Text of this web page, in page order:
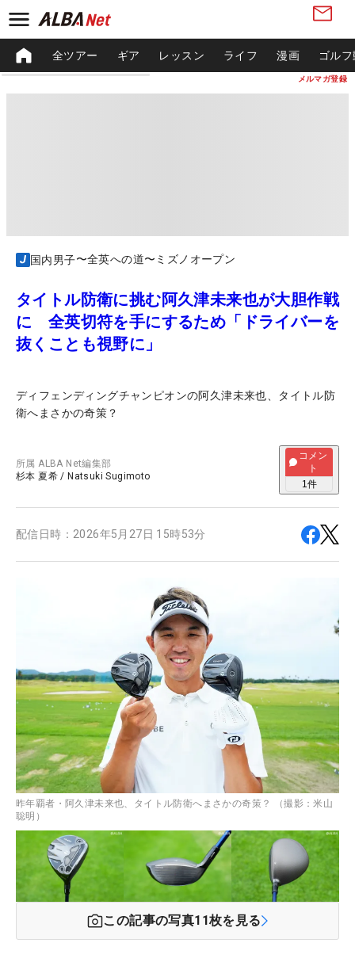
メルマガ登録
全ツアー ギア レッスン ライフ 漫画 ゴル
国内男子〜全英への道〜ミズノオープン
タイトル防衛に挑む阿久津未来也が大胆作戦
に 全英切符を手にするため「ドライバーを
抜くことも視野に」
ディフェンディングチャンピオンの阿久津未来也、タイトル防
衛へまさかの奇策？
所属ALBA Net編集部
杉本 夏希 / Natsuki Sugimoto
コメン
ト
1件
配信日時： 2026年5月27日 15時53分
昨年覇者・阿久津未来也、タイトル防衛へまさかの奇策？ （撮影：米山
聡明）
この記事の写真11枚を見る